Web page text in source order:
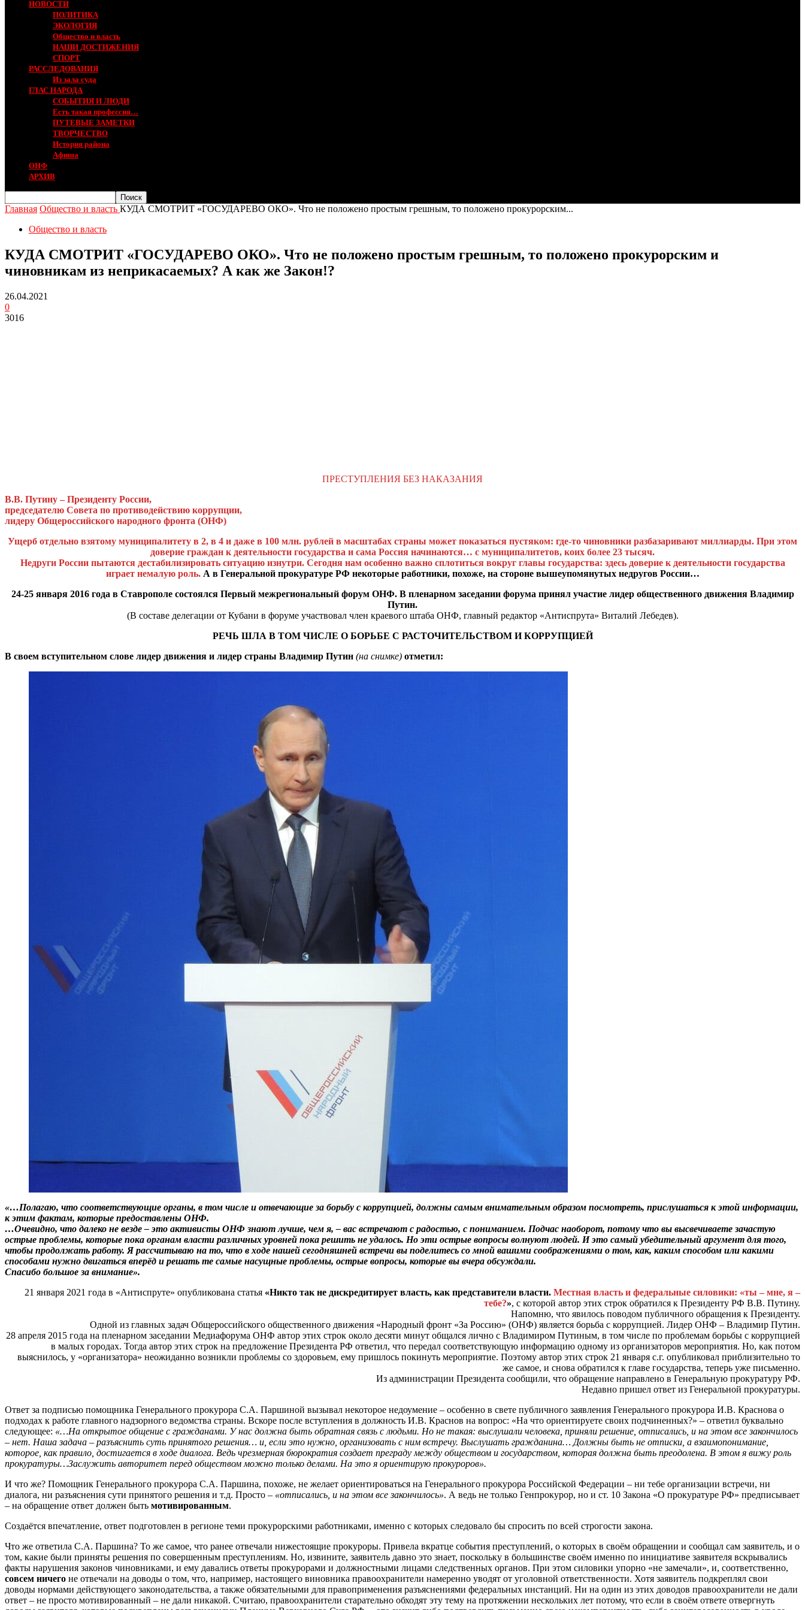
НОВОСТИ
ПОЛИТИКА
ЭКОЛОГИЯ
Общество и власть
НАШИ ДОСТИЖЕНИЯ
СПОРТ
РАССЛЕДОВАНИЯ
Из зала суда
ГЛАС НАРОДА
СОБЫТИЯ И ЛЮДИ
Есть такая профессия…
ПУТЕВЫЕ ЗАМЕТКИ
ТВОРЧЕСТВО
История района
Афиша
ОНФ
АРХИВ
Главная Общество и власть КУДА СМОТРИТ «ГОСУДАРЕВО ОКО». Что не положено простым грешным, то положено прокурорским...
Общество и власть
КУДА СМОТРИТ «ГОСУДАРЕВО ОКО». Что не положено простым грешным, то положено прокурорским и
чиновникам из неприкасаемых? А как же Закон!?
26.04.2021
0
3016
ПРЕСТУПЛЕНИЯ БЕЗ НАКАЗАНИЯ
В.В. Путину – Президенту России,
председателю Совета по противодействию коррупции,
лидеру Общероссийского народного фронта (ОНФ)
Ущерб отдельно взятому муниципалитету в 2, в 4 и даже в 100 млн. рублей в масштабах страны может показаться пустяком: где-то чиновники разбазаривают миллиарды. При этом
доверие граждан к деятельности государства и сама Россия начинаются… с муниципалитетов, коих более 23 тысяч.
Недруги России пытаются дестабилизировать ситуацию изнутри. Сегодня нам особенно важно сплотиться вокруг главы государства: здесь доверие к деятельности государства
играет немалую роль.А в Генеральной прокуратуре РФ некоторые работники, похоже, на стороне вышеупомянутых недругов России…
24-25 января 2016 года в Ставрополе состоялся Первый межрегиональный форум ОНФ. В пленарном заседании форума принял участие лидер общественного движения Владимир
Путин.
(В составе делегации от Кубани в форуме участвовал член краевого штаба ОНФ, главный редактор «Антиспрута» Виталий Лебедев).
РЕЧЬ ШЛА В ТОМ ЧИСЛЕ О БОРЬБЕ С РАСТОЧИТЕЛЬСТВОМ И КОРРУПЦИЕЙ
В своем вступительном слове лидер движения и лидер страны Владимир Путин (на снимке) отметил:
«…Полагаю, что соответствующие органы, в том числе и отвечающие за борьбу с коррупцией, должны самым внимательным образом посмотреть, прислушаться к этой информации,
к этим фактам, которые предоставлены ОНФ.
…Очевидно, что далеко не везде – это активисты ОНФ знают лучше, чем я, – вас встречают с радостью, с пониманием. Подчас наоборот, потому что вы высвечиваете зачастую
острые проблемы, которые пока органам власти различных уровней пока решить не удалось. Но эти острые вопросы волнуют людей. И это самый убедительный аргумент для того,
чтобы продолжать работу. Я рассчитываю на то, что в ходе нашей сегодняшней встречи вы поделитесь со мной вашими соображениями о том, как, каким способом или какими
способами нужно двигаться вперёд и решать те самые насущные проблемы, острые вопросы, которые вы вчера обсуждали.
Спасибо большое за внимание».
21 января 2021 года в «Антиспруте» опубликована статья «Никто так не дискредитирует власть, как представители власти. Местная власть и федеральные силовики: «ты – мне, я –
тебе?», с которой автор этих строк обратился к Президенту РФ В.В. Путину.
Напомню, что явилось поводом публичного обращения к Президенту.
Одной из главных задач Общероссийского общественного движения «Народный фронт «За Россию» (ОНФ) является борьба с коррупцией. Лидер ОНФ – Владимир Путин.
28 апреля 2015 года на пленарном заседании Медиафорума ОНФ автор этих строк около десяти минут общался лично с Владимиром Путиным, в том числе по проблемам борьбы с коррупцией
в малых городах. Тогда автор этих строк на предложение Президента РФ ответил, что передал соответствующую информацию одному из организаторов мероприятия. Но, как потом
выяснилось, у «организатора» неожиданно возникли проблемы со здоровьем, ему пришлось покинуть мероприятие. Поэтому автор этих строк 21 января с.г. опубликовал приблизительно то
же самое, и снова обратился к главе государства, теперь уже письменно.
Из администрации Президента сообщили, что обращение направлено в Генеральную прокуратуру РФ.
Недавно пришел ответ из Генеральной прокуратуры.
Ответ за подписью помощника Генерального прокурора С.А. Паршиной вызывал некоторое недоумение – особенно в свете публичного заявления Генерального прокурора И.В. Краснова о
подходах к работе главного надзорного ведомства страны. Вскоре после вступления в должность И.В. Краснов на вопрос: «На что ориентируете своих подчиненных?» – ответил буквально
следующее: «…На открытое общение с гражданами. У нас должна быть обратная связь с людьми. Но не такая: выслушали человека, приняли решение, отписались, и на этом все закончилось
– нет. Наша задача – разъяснить суть принятого решения… и, если это нужно, организовать с ним встречу. Выслушать гражданина… Должны быть не отписки, а взаимопонимание,
которое, как правило, достигается в ходе диалога. Ведь чрезмерная бюрократия создает преграду между обществом и государством, которая должна быть преодолена. В этом я вижу роль
прокуратуры…Заслужить авторитет перед обществом можно только делами. На это я ориентирую прокуроров».
И что же? Помощник Генерального прокурора С.А. Паршина, похоже, не желает ориентироваться на Генерального прокурора Российской Федерации – ни тебе организации встречи, ни
диалога, ни разъяснения сути принятого решения и т.д. Просто – «отписались, и на этом все закончилось». А ведь не только Генпрокурор, но и ст. 10 Закона «О прокуратуре РФ» предписывает
– на обращение ответ должен быть мотивированным.
Создаётся впечатление, ответ подготовлен в регионе теми прокурорскими работниками, именно с которых следовало бы спросить по всей строгости закона.
Что же ответила С.А. Паршина? То же самое, что ранее отвечали нижестоящие прокуроры. Привела вкратце события преступлений, о которых в своём обращении и сообщал сам заявитель, и о
том, какие были приняты решения по совершенным преступлениям. Но, извините, заявитель давно это знает, поскольку в большинстве своём именно по инициативе заявителя вскрывались
факты нарушения законов чиновниками, и ему давались ответы прокурорами и должностными лицами следственных органов. При этом силовики упорно «не замечали», и, соответственно,
совсем ничего не отвечали на доводы о том, что, например, настоящего виновника правоохранители намеренно уводят от уголовной ответственности. Хотя заявитель подкреплял свои
доводы нормами действующего законодательства, а также обязательными для правоприменения разъяснениями федеральных инстанций. Ни на один из этих доводов правоохранители не дали
ответ – не просто мотивированный – не дали никакой. Считаю, правоохранители старательно обходят эту тему на протяжении нескольких лет потому, что если в своём ответе отвергнуть